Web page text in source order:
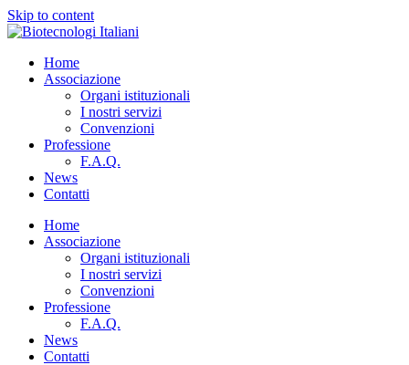
Skip to content
Home
Associazione
Organi istituzionali
I nostri servizi
Convenzioni
Professione
F.A.Q.
News
Contatti
Home
Associazione
Organi istituzionali
I nostri servizi
Convenzioni
Professione
F.A.Q.
News
Contatti